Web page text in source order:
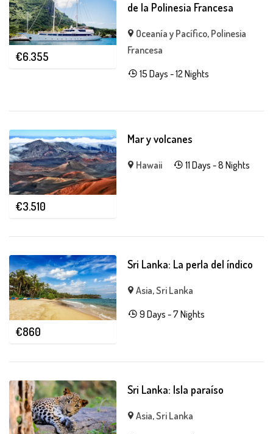
€6.355
de la Polinesia Francesa
Oceanía y Pacífico, Polinesia
Francesa
15 Days - 12 Nights
€3.510
Mar y volcanes
Hawaii 11 Days - 8 Nights
€860
Sri Lanka: La perla del índico
Asia,Sri Lanka
9 Days - 7 Nights
Sri Lanka: Isla paraíso
Asia,Sri Lanka